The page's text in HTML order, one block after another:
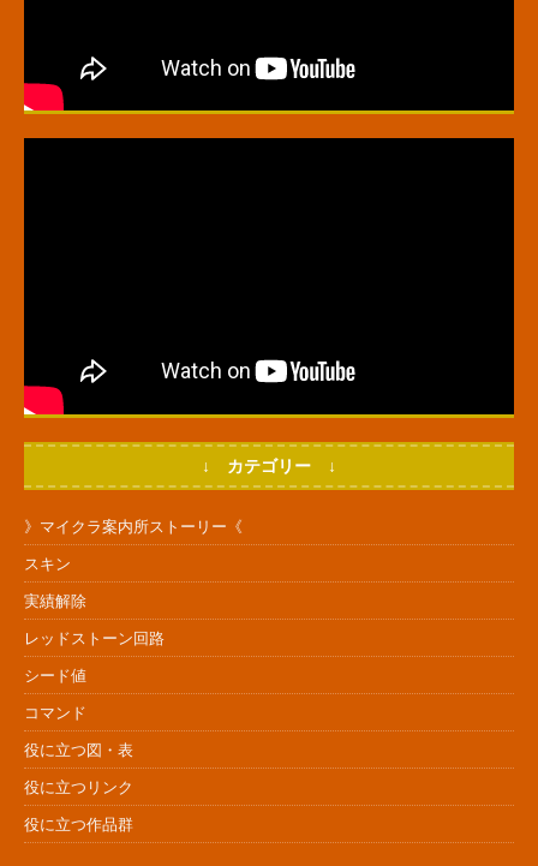
↓ カテゴリー ↓
》マイクラ案内所ストーリー《
スキン
実績解除
レッドストーン回路
シード値
コマンド
役に立つ図・表
役に立つリンク
役に立つ作品群